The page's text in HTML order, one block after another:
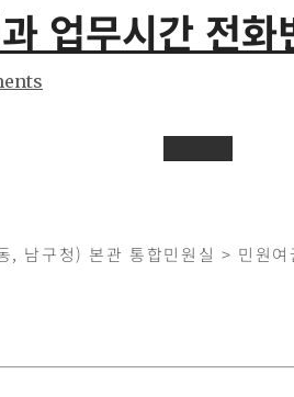
업무시간 전
, 남구청) 본관 통합민원실 > 민원여